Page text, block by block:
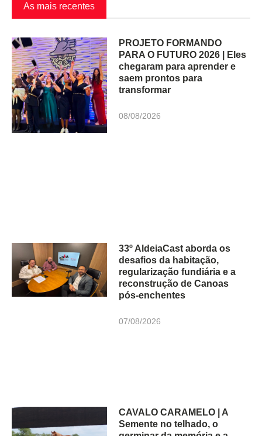
As mais recentes
PROJETO FORMANDO
PARA O FUTURO 2026 | Eles
chegaram para aprender e
saem prontos para
transformar
08/08/2026
33º AldeiaCast aborda os
desafios da habitação,
regularização fundiária e a
reconstrução de Canoas
pós-enchentes
07/08/2026
CAVALO CARAMELO | A
Semente no telhado, o